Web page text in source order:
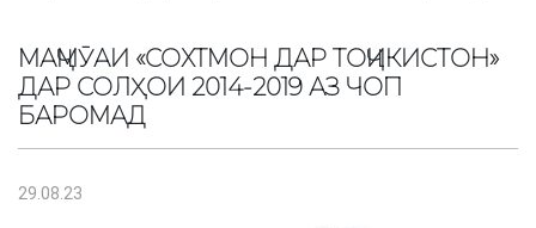
МАҶМӮАИ «СОХТМОН ДАР ТОҶИКИСТОН»
ДАР СОЛҲОИ 2014-2019 АЗ ЧОП
БАРОМАД
29.08.23